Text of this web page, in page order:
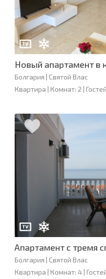
Новый апартамент в
Болгария | Святой Влас
Квартира | Комнат: 2 |
Апартамент с тремя
Болгария | Святой Влас
Квартира | Комнат: 4 |